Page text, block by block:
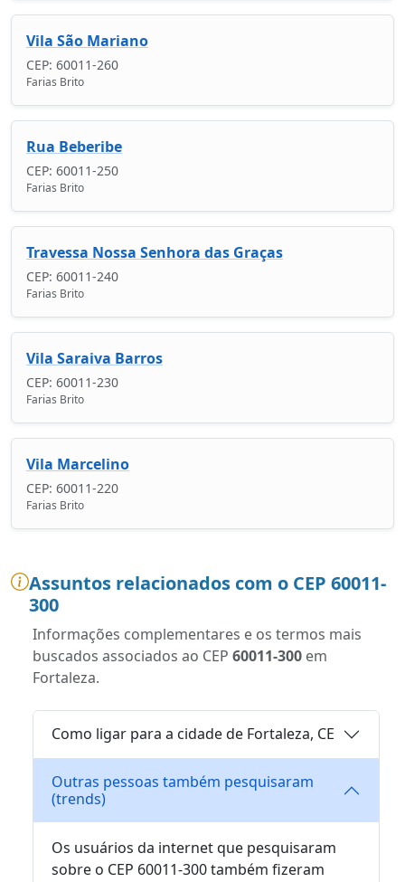
Vila São Mariano
CEP: 60011-260
Farias Brito
Rua Beberibe
CEP: 60011-250
Farias Brito
Travessa Nossa Senhora das Graças
CEP: 60011-240
Farias Brito
Vila Saraiva Barros
CEP: 60011-230
Farias Brito
Vila Marcelino
CEP: 60011-220
Farias Brito
Assuntos relacionados com o CEP 60011-
300
Informações complementares e os termos mais
buscados associados ao CEP 60011-300 em
Fortaleza.
Como ligar para a cidade de Fortaleza, CE
Outras pessoas também pesquisaram
(trends)
Os usuários da internet que pesquisaram
sobre o CEP 60011-300 também fizeram